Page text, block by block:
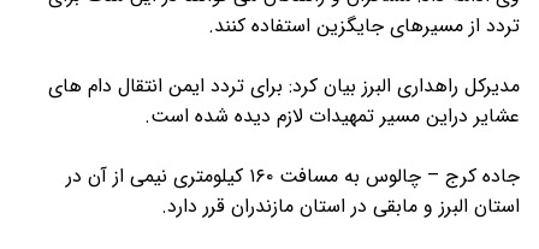
تردد از مسیرهای جایگزین استفاده کنند.
مدیرکل راهداری البرز بیان کرد: برای تردد ایمن انتقال دام های
عشایر دراین مسیر تمهیدات لازم دیده شده است.
جاده کرج – چالوس به مسافت ۱۶۰ کیلومتری نیمی از آن در
استان البرز و مابقی در استان مازندران قرر دارد.